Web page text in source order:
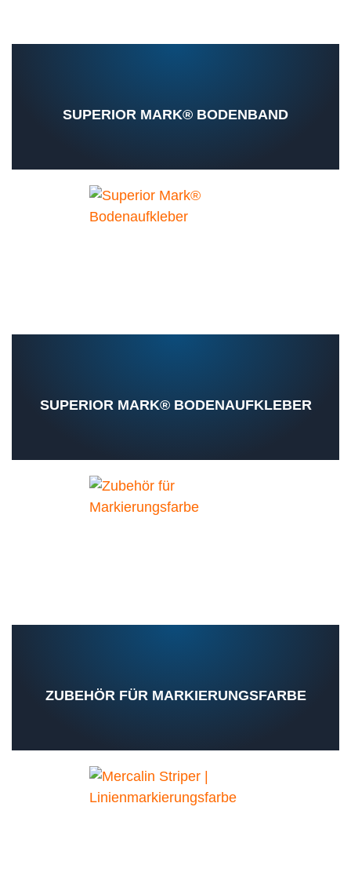
SUPERIOR MARK® BODENBAND
SUPERIOR MARK® BODENAUFKLEBER
ZUBEHÖR FÜR MARKIERUNGSFARBE